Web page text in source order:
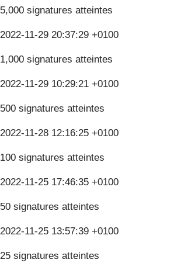
5,000 signatures atteintes
2022-11-29 20:37:29 +0100
1,000 signatures atteintes
2022-11-29 10:29:21 +0100
500 signatures atteintes
2022-11-28 12:16:25 +0100
100 signatures atteintes
2022-11-25 17:46:35 +0100
50 signatures atteintes
2022-11-25 13:57:39 +0100
25 signatures atteintes